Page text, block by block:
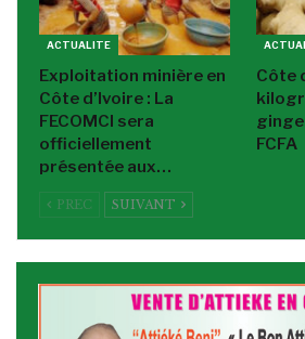
ACTUALITE
Exploitation minière en
Côte d’Ivoire : La
FECOMCI sera
officiellement
présentée aux…
Côte
FCFA
PREC SUIVANT